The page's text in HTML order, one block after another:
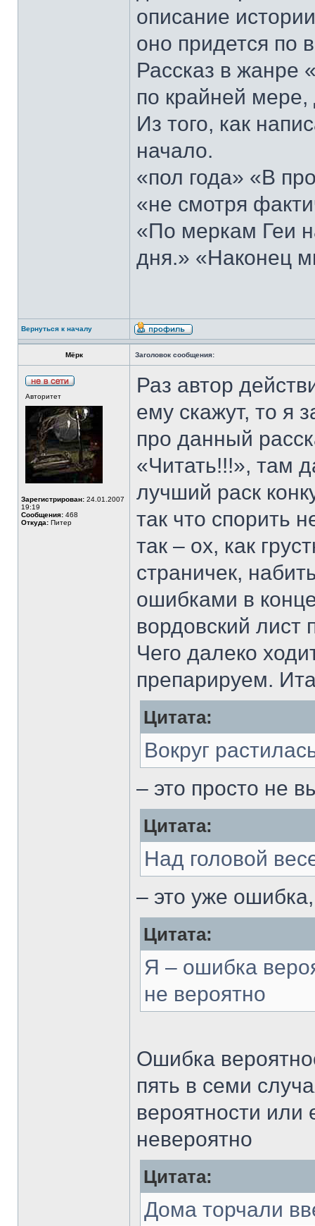
описание
оно придется по
Рассказ в жанре
по крайней
Из того, как
начало.
«пол года» «В
«не смотря
«По меркам Геи
дня.» «Наконец
Вернуться к началу
Мёрк Заголовок сообщения:
Авторитет
Зарегистрирован: 24.01.2007
19:19
Сообщения: 468
Откуда: Питер
Раз автор
ему скажут, то я
про данный
«Читать!!!», там
лучший раск
так что спорить
так – ох, как
страничек,
ошибками в
вордовский лист
Чего далеко
препарируем.
Цитата:
Вокруг
– это просто не
Цитата:
Над головой
– это уже
Цитата:
Я – ошибка
не вероятно
Ошибка
пять в семи
вероятности или
невероятно
Цитата:
Дома торчали